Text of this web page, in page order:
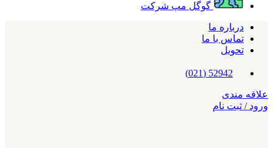
گوگل مپ شرکت
درباره ما
تماس با ما
تحویل
52942 (021)
علاقه مندی
ورود / ثبت نام